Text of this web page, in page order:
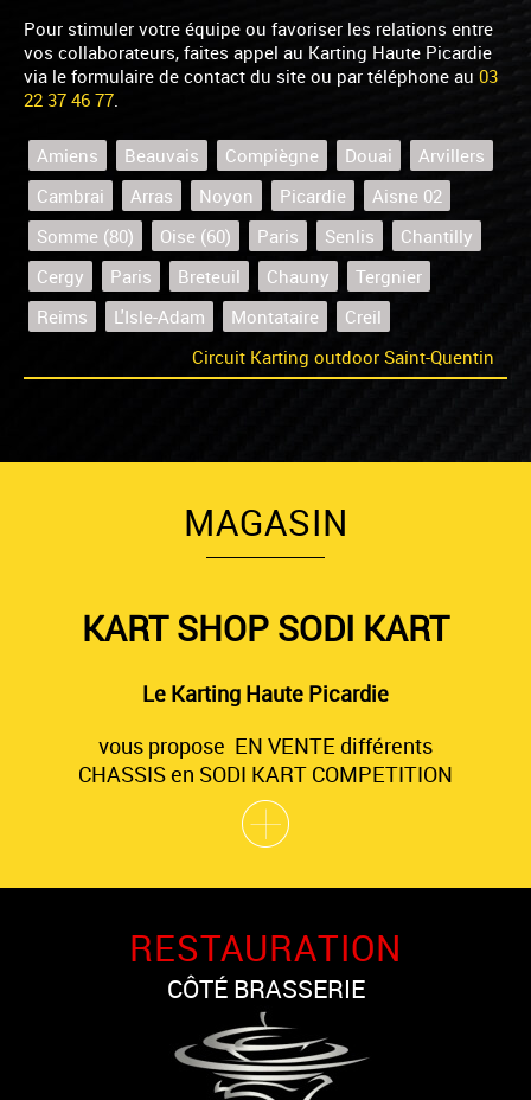
Pour stimuler votre équipe ou favoriser les relations entre
vos collaborateurs, faites appel au Karting Haute Picardie
via le formulaire de contact du site ou par téléphone au 03
22 37 46 77.
Amiens Beauvais Compiègne Douai
Arvillers
Cambrai
Arras Noyon Picardie
Aisne 02
Somme (80)
Oise (60) Paris Senlis
Chantilly
Cergy
Paris Breteuil Chauny
Tergnier
Reims
L'Isle-Adam Montataire
Creil
Circuit Karting outdoor Saint-Quentin
MAGASIN
KART SHOP SODI KART
Le Karting Haute Picardie
vous propose EN VENTE différents
CHASSIS en SODI KART COMPETITION
RESTAURATION
CÔTÉ BRASSERIE